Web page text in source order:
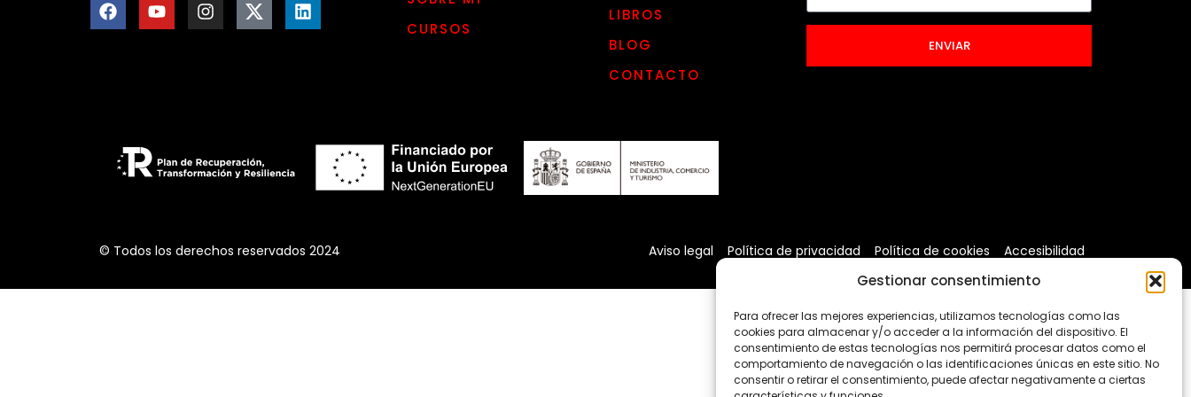
Gestionar consentimiento
Para ofrecer las mejores experiencias, utilizamos tecnologías como las
cookies para almacenar y/o acceder a la información del dispositivo. El
consentimiento de estas tecnologías nos permitirá procesar datos como el
comportamiento de navegación o las identificaciones únicas en este sitio. No
consentir o retirar el consentimiento, puede afectar negativamente a ciertas
CURSOS
LIBROS
BLOG
CONTACTO
ENVIAR
© Todos los derechos reservados 2024 Aviso legal Política de privacidad Política de cookies Accesibilidad